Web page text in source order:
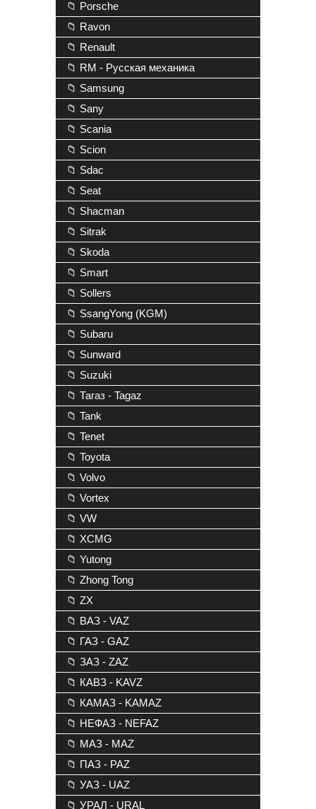
📁 Porsche
📁 Ravon
📁 Renault
📁 RM - Русская механика
📁 Samsung
📁 Sany
📁 Scania
📁 Scion
📁 Sdac
📁 Seat
📁 Shacman
📁 Sitrak
📁 Skoda
📁 Smart
📁 Sollers
📁 SsangYong (KGM)
📁 Subaru
📁 Sunward
📁 Suzuki
📁 Тагаз - Tagaz
📁 Tank
📁 Tenet
📁 Toyota
📁 Volvo
📁 Vortex
📁 VW
📁 XCMG
📁 Yutong
📁 Zhong Tong
📁 ZX
📁 ВАЗ - VAZ
📁 ГАЗ - GAZ
📁 ЗАЗ - ZAZ
📁 КАВЗ - KAVZ
📁 КАМАЗ - KAMAZ
📁 НЕФАЗ - NEFAZ
📁 МАЗ - MAZ
📁 ПАЗ - PAZ
📁 УАЗ - UAZ
📁 УРАЛ - URAL